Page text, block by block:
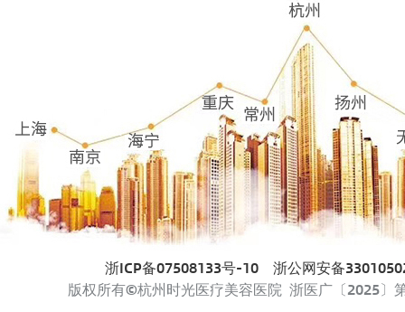
浙ICP备07508133号-10
浙公网安备
版权所有©杭州时光医疗美容医院 浙医广〔2025〕